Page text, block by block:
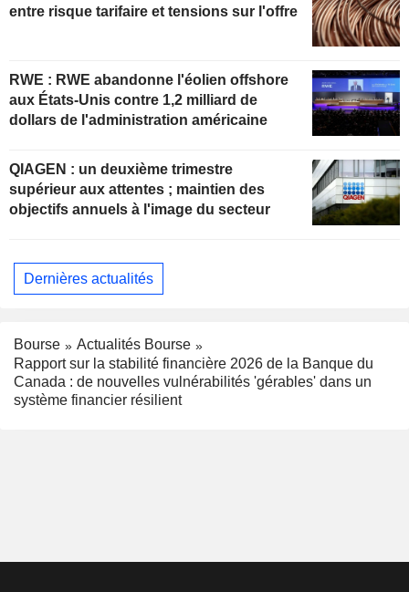
entre risque tarifaire et tensions sur l'offre
RWE : RWE abandonne l'éolien offshore
aux États-Unis contre 1,2 milliard de
dollars de l'administration américaine
QIAGEN : un deuxième trimestre
supérieur aux attentes ; maintien des
objectifs annuels à l'image du secteur
Dernières actualités
Bourse
Actualités Bourse
Rapport sur la stabilité financière 2026 de la Banque du
Canada : de nouvelles vulnérabilités 'gérables' dans un
système financier résilient